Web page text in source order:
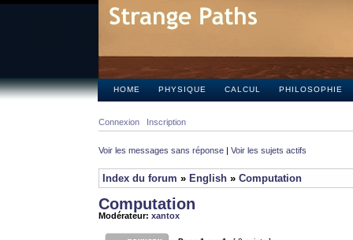
HOME PHYSIQUE CALCUL PHILOSOPHIE
Connexion Inscription
Voir les messages sans réponse | Voir les sujets actifs
Index du forum » English » Computation
Computation
Modérateur: xantox